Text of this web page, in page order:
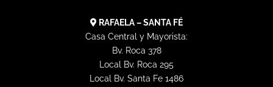
RAFAELA – SANTA FÉ
Casa Central y Mayorista:
Bv. Roca 378
Local Bv. Roca 295
Local Bv. Santa Fe 1486